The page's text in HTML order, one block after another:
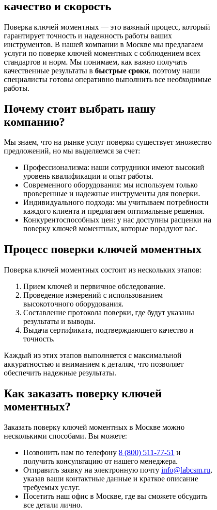
качество и скорость
Поверка ключей моментных — это важный процесс, который
гарантирует точность и надежность работы ваших
инструментов. В нашей компании в Москве мы предлагаем
услуги по поверке ключей моментных с соблюдением всех
стандартов и норм. Мы понимаем, как важно получать
качественные результаты в быстрые сроки, поэтому наши
специалисты готовы оперативно выполнить все необходимые
работы.
Почему стоит выбрать нашу
компанию?
Мы знаем, что на рынке услуг поверки существует множество
предложений, но мы выделяемся за счет:
Профессионализма: наши сотрудники имеют высокий
уровень квалификации и опыт работы.
Современного оборудования: мы используем только
проверенные и надежные инструменты для поверки.
Индивидуального подхода: мы учитываем потребности
каждого клиента и предлагаем оптимальные решения.
Конкурентоспособных цен: у нас доступны расценки на
поверку ключей моментных, которые порадуют вас.
Процесс поверки ключей моментных
Поверка ключей моментных состоит из нескольких этапов:
Прием ключей и первичное обследование.
Проведение измерений с использованием
высокоточного оборудования.
Составление протокола поверки, где будут указаны
результаты и выводы.
Выдача сертификата, подтверждающего качество и
точность.
Каждый из этих этапов выполняется с максимальной
аккуратностью и вниманием к деталям, что позволяет
обеспечить надежные результаты.
Как заказать поверку ключей
моментных?
Заказать поверку ключей моментных в Москве можно
несколькими способами. Вы можете:
Позвонить нам по телефону 8 (800) 511-77-51 и
получить консультацию от нашего менеджера.
Отправить заявку на электронную почту info@labcsm.ru,
указав ваши контактные данные и краткое описание
требуемых услуг.
Посетить наш офис в Москве, где вы сможете обсудить
все детали лично.